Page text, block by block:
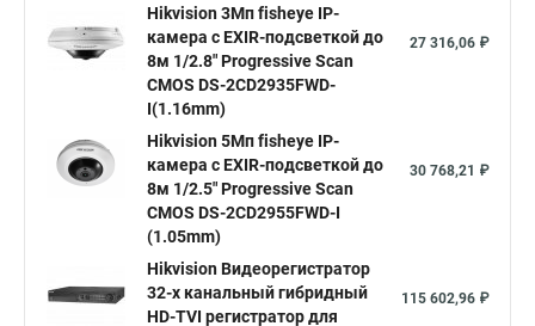
Hikvision купить Hikvision уличная ip камера
Hikvision poe
Hikvision 2 8 mm Hikvision camera Hikvision 2cd1148 i b
Видеонаблюдение Ip видеокамеры
Hikvision 2cd2142fwd
Hikvision ds 2cd1148 hikvision ds 2cd1148 i b
hikvision ds 2cd2042wd i Видеокамера hikvision
Hikvision 3Мп fisheye IP-
камера c EXIR-подсветкой до
8м 1/2.8" Progressive Scan
CMOS DS-2CD2935FWD-
I(1.16mm)
27 316,06 ₽
Hikvision 5Мп fisheye IP-
камера c EXIR-подсветкой до
8м 1/2.5" Progressive Scan
CMOS DS-2CD2955FWD-I
(1.05mm)
30 768,21 ₽
Hikvision Видеорегистратор
32-х канальный гибридный
HD-TVI регистратор для
115 602,96 ₽